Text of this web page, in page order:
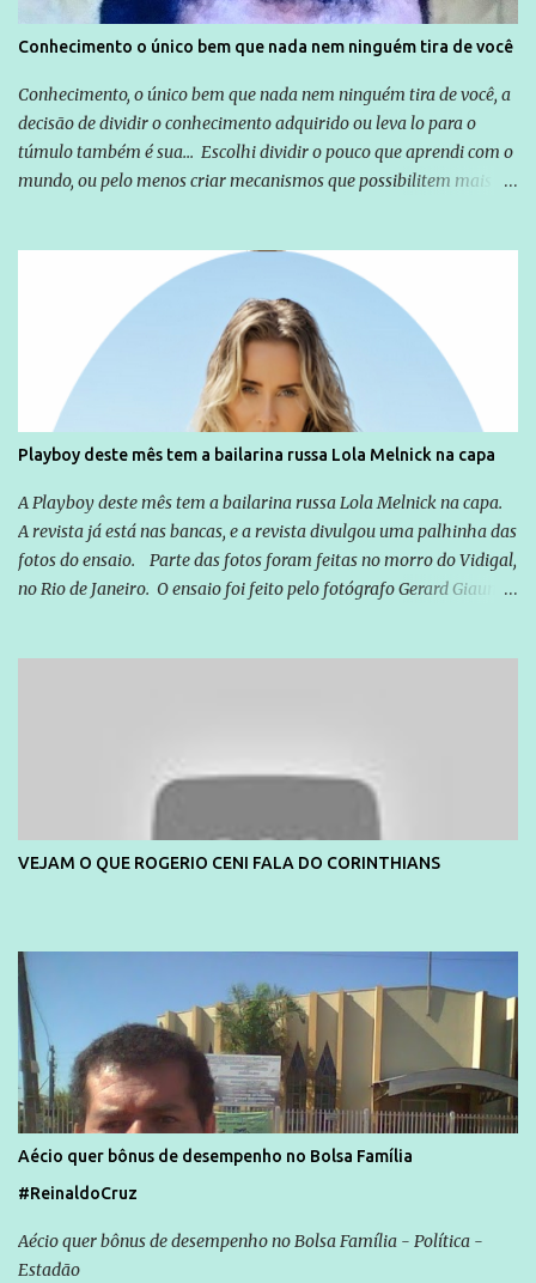
Conhecimento o único bem que nada nem ninguém tira de você
Conhecimento, o único bem que nada nem ninguém tira de você, a
decisão de dividir o conhecimento adquirido ou leva lo para o
túmulo também é sua... Escolhi dividir o pouco que aprendi com o
mundo, ou pelo menos criar mecanismos que possibilitem mais e
empreendedor da comunicação, que além de informação
cotidiana, corriqueira e cada vez mais preocupantes, do tipo que
você já esta acostumado a ver neste espaço, vou trabalhar a ideia
que possibilite distribuir não só informações, mas que gere de
forma consistente a riqueza do conhecimento... Exemplo: o
cidadão brasileiro não precisa só ser informado sobre operações
da Lava Jato, Reformas que podem retirar ou não direitos, ou
quem vai ser preso ou não; é preciso levar até as pessoas, do mais
simples ao mais burguês, o que diz a nossa Constituição, quais são
seus direitos e deveres em ...
Playboy deste mês tem a bailarina russa Lola Melnick na capa
A Playboy deste mês tem a bailarina russa Lola Melnick na capa.
A revista já está nas bancas, e a revista divulgou uma palhinha das
fotos do ensaio. Parte das fotos foram feitas no morro do Vidigal,
no Rio de Janeiro. O ensaio foi feito pelo fotógrafo Gerard Giaume
VEJAM O QUE ROGERIO CENI FALA DO CORINTHIANS
Aécio quer bônus de desempenho no Bolsa Família
#ReinaldoCruz
Aécio quer bônus de desempenho no Bolsa Família - Política -
Estadão